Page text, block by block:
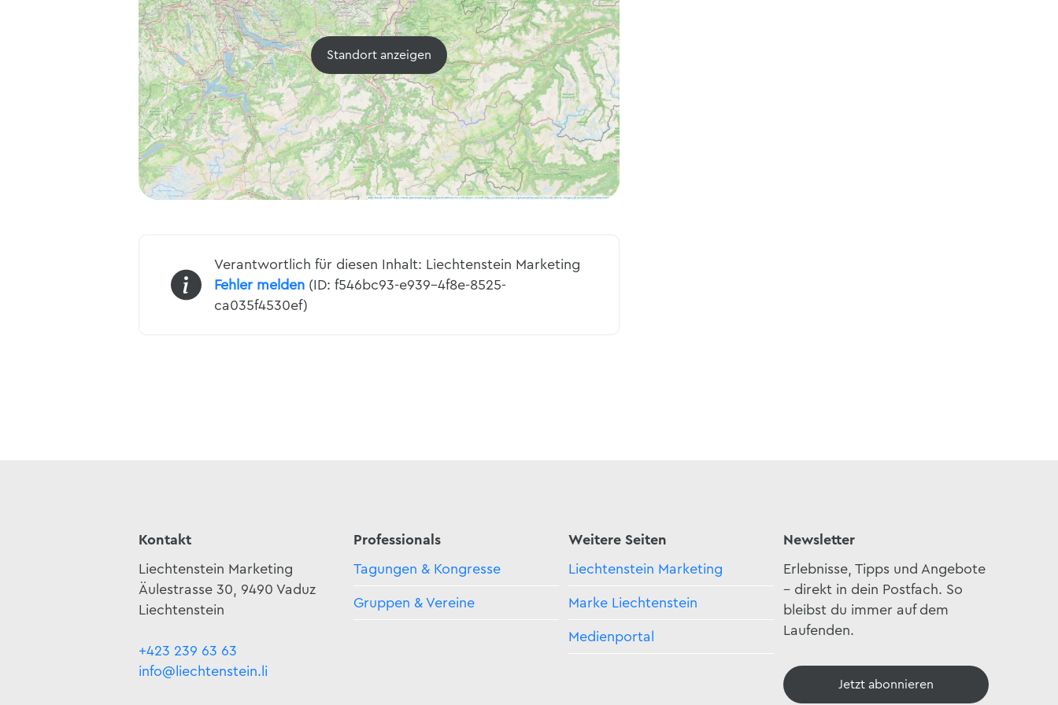
Standort anzeigen
Verantwortlich für diesen Inhalt: Liechtenstein Marketing
Fehler melden(ID: f546bc93-e939-4f8e-8525-
ca035f4530ef)
Kontakt
Liechtenstein Marketing
Äulestrasse 30, 9490 Vaduz
Liechtenstein
+423 239 63 63
info@liechtenstein.li
Professionals
Tagungen & Kongresse
Gruppen & Vereine
Weitere Seiten
Liechtenstein Marketing
Marke Liechtenstein
Medienportal
Newsletter
Erlebnisse, Tipps und Angebote
– direkt in dein Postfach. So
bleibst du immer auf dem
Laufenden.
Jetzt abonnieren